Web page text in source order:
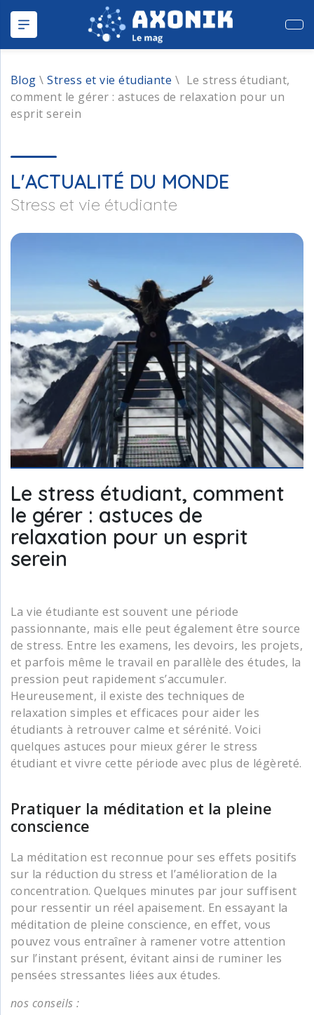
Blog \Stress et vie étudiante \ Le stress étudiant,
comment le gérer : astuces de relaxation pour un
esprit serein
L'ACTUALITÉ DU MONDE
Stress et vie étudiante
Le stress étudiant, comment
le gérer : astuces de
relaxation pour un esprit
serein
La vie étudiante est souvent une période
passionnante, mais elle peut également être source
de stress. Entre les examens, les devoirs, les projets,
et parfois même le travail en parallèle des études, la
pression peut rapidement s’accumuler.
Heureusement, il existe des techniques de
relaxation simples et efficaces pour aider les
étudiants à retrouver calme et sérénité. Voici
quelques astuces pour mieux gérer le stress
étudiant et vivre cette période avec plus de légèreté.
Pratiquer la méditation et la pleine
conscience
La méditation est reconnue pour ses effets positifs
sur la réduction du stress et l’amélioration de la
concentration. Quelques minutes par jour suffisent
pour ressentir un réel apaisement. En essayant la
méditation de pleine conscience, en effet, vous
pouvez vous entraîner à ramener votre attention
sur l’instant présent, évitant ainsi de ruminer les
pensées stressantes liées aux études.
nos conseils :